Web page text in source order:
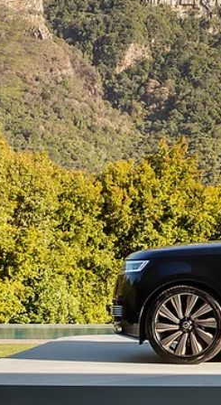
საფინანსო პროდუქტები
დაჯავშნეთ ტესტ დრაივი
მოითხოვეთ დაკავშირება
მომაწოდეთ ინფორმაცია
ახალი ავტომობილების
ენა
ᲥᲐᲠᲗᲣᲚᲘ